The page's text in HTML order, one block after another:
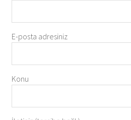
E-posta adresiniz
Konu